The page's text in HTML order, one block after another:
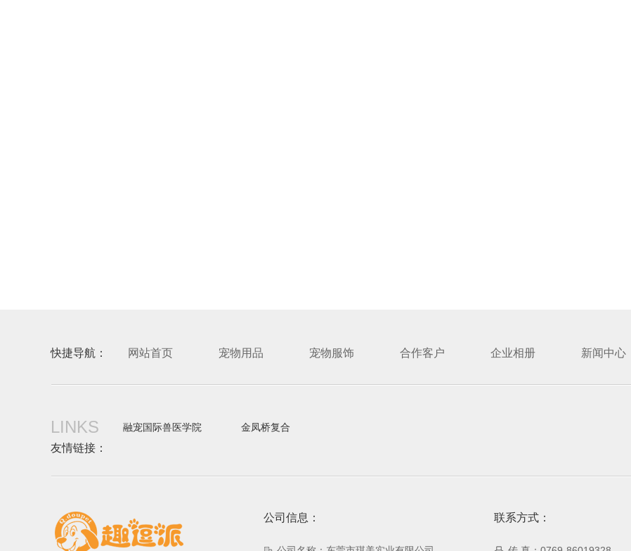
快捷导航： 网站首页 宠物用品 宠物服饰 合作客户 企业相册 新闻中心
LINKS 融宠国际兽医学院 金凤桥复合
友情链接：
公司信息： 联系方式：